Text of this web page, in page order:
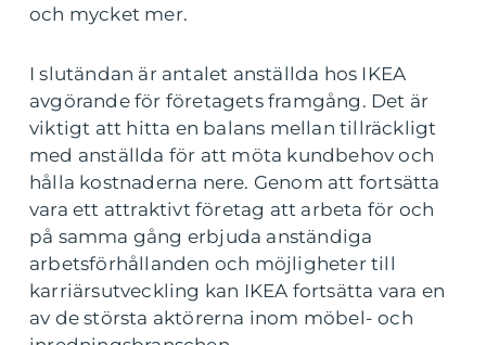
och mycket mer.
I slutändan är antalet anställda hos IKEA
avgörande för företagets framgång. Det är
viktigt att hitta en balans mellan tillräckligt
med anställda för att möta kundbehov och
hålla kostnaderna nere. Genom att fortsätta
vara ett attraktivt företag att arbeta för och
på samma gång erbjuda anständiga
arbetsförhållanden och möjligheter till
karriärsutveckling kan IKEA fortsätta vara en
av de största aktörerna inom möbel- och